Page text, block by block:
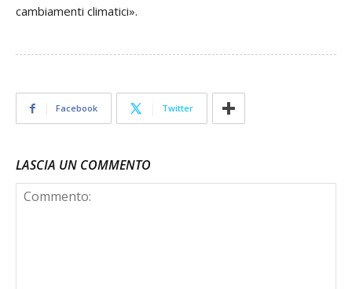
cambiamenti climatici».
Facebook Twitter
LASCIA UN COMMENTO